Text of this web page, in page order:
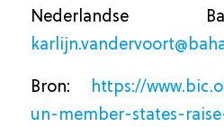
Nederlandse
Bron:
https://
un-member-states-